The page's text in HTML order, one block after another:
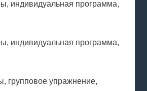
индивидуальная программа,
индивидуальная программа,
групповое упражнение,